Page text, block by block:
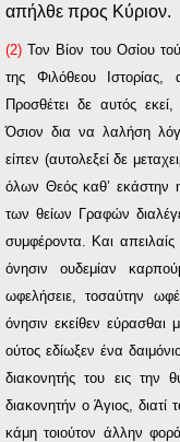
απήλθε προς Κύριον.
(2)Τον Βίον του Οσίου
της Φιλόθεου
Προσθέτει δε αυτός
Όσιον δια να λαλήση
είπεν (αυτολεξεί δε
όλων Θεός καθ’ εκάστην
των θείων Γραφών
συμφέροντα. Και απειλαίς
όνησιν ουδεμίαν
ωφελήσειε, τοσαύτην
όνησιν εκείθεν εύρασθαι
ούτος εδίωξεν ένα
διακονητής του εις την
διακονητήν ο Άγιος,
κάμη τοιούτον άλλην